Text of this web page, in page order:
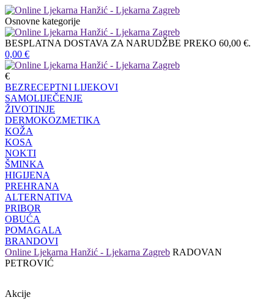
Osnovne kategorije
BESPLATNA DOSTAVA ZA NARUDŽBE PREKO 60,00 €.
0,00 €
€
BEZRECEPTNI LIJEKOVI
SAMOLIJEČENJE
ŽIVOTINJE
DERMOKOZMETIKA
KOŽA
KOSA
NOKTI
ŠMINKA
HIGIJENA
PREHRANA
ALTERNATIVA
PRIBOR
OBUĆA
POMAGALA
BRANDOVI
Online Ljekarna Hanžić - Ljekarna Zagreb RADOVAN
PETROVIĆ
Akcije